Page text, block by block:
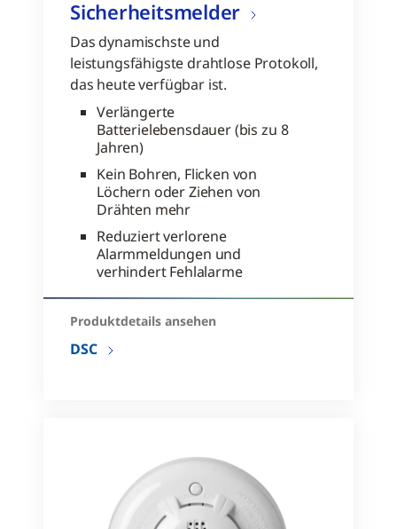
Sicherheitsmelder
Das dynamischste und
leistungsfähigste drahtlose Protokoll,
das heute verfügbar ist.
Verlängerte
Batterielebensdauer (bis zu 8
Jahren)
Kein Bohren, Flicken von
Löchern oder Ziehen von
Drähten mehr
Reduziert verlorene
Alarmmeldungen und
verhindert Fehlalarme
Produktdetails ansehen
DSC